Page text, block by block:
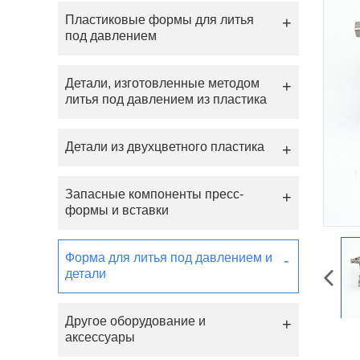
Пластиковые формы для литья
под давлением
Детали, изготовленные методом
литья под давлением из пластика
Детали из двухцветного пластика
Запасные компоненты пресс-
формы и вставки
Форма для литья под давлением и
детали
Другое оборудование и
аксессуары